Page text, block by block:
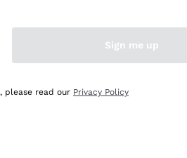
👍
Sign me up
please read our Privacy Policy